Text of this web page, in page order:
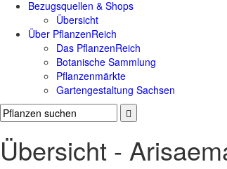
Bezugsquellen & Shops
Übersicht
Über PflanzenReich
Das PflanzenReich
Botanische Sammlung
Pflanzenmärkte
Gartengestaltung Sachsen
Übersicht -